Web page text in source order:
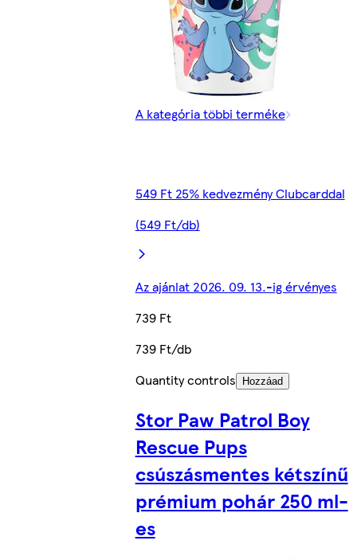
A kategória többi terméke
549 Ft 25% kedvezmény Clubcarddal
(549 Ft/db)
Az ajánlat 2026. 09. 13.-ig érvényes
739 Ft
739 Ft/db
Quantity controls
Hozzáad
Stor Paw Patrol Boy
Rescue Pups
csúszásmentes kétszínű
prémium pohár 250 ml-
es